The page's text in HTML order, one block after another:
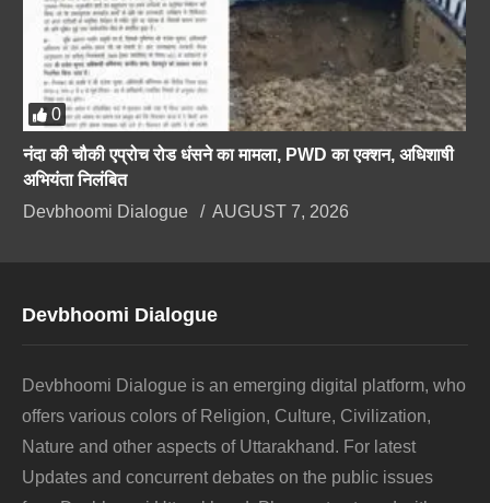
0
नंदा की चौकी एप्रोच रोड धंसने का मामला, PWD का एक्शन, अधिशाषी
अभियंता निलंबित
Devbhoomi Dialogue
AUGUST 7, 2026
Devbhoomi Dialogue
Devbhoomi Dialogue is an emerging digital platform, who
offers various colors of Religion, Culture, Civilization,
Nature and other aspects of Uttarakhand. For latest
Updates and concurrent debates on the public issues